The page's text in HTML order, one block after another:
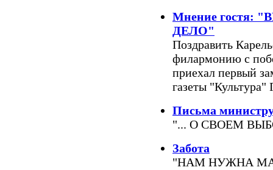
Мнение
ДЕЛО"
Поздравить
филармонию с
приехал первый
газеты
Письма
"... О СВОЕМ
Забота
"НАМ НУЖНА